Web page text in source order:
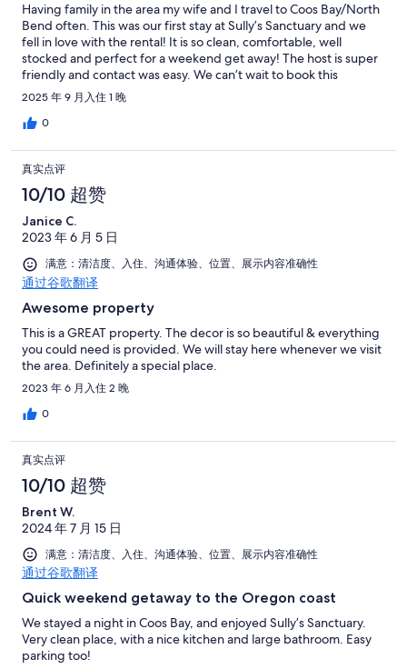
Having family in the area my wife and I travel to Coos Bay/North
Bend often. This was our first stay at Sully’s Sanctuary and we
fell in love with the rental! It is so clean, comfortable, well
stocked and perfect for a weekend get away! The host is super
friendly and contact was easy. We can’t wait to book this
property again next time we are in the area.
2025 年 9 月入住 1 晚
0
真实点评
10/10 超赞
Janice C.
2023 年 6 月 5 日
满意：清洁度、入住、沟通体验、位置、展示内容准确性
通过谷歌翻译
Awesome property
This is a GREAT property. The decor is so beautiful & everything
you could need is provided. We will stay here whenever we visit
the area. Definitely a special place.
2023 年 6 月入住 2 晚
0
真实点评
10/10 超赞
Brent W.
2024 年 7 月 15 日
满意：清洁度、入住、沟通体验、位置、展示内容准确性
通过谷歌翻译
Quick weekend getaway to the Oregon coast
We stayed a night in Coos Bay, and enjoyed Sully’s Sanctuary.
Very clean place, with a nice kitchen and large bathroom. Easy
parking too!